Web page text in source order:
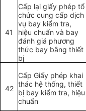
41
Cấp lại giấy phép tổ
chức cung cấp dịch
vụ bay kiểm tra,
hiệu chuẩn và bay
đánh giá phương
thức bay bằng thiết
bị
42
Cấp Giấy phép khai
thác hệ thống, thiết
bị bay kiểm tra, hiệu
chuẩn